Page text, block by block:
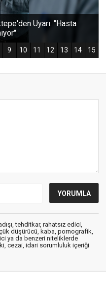
tehditkar, rahatsız edici,
düşürücü, kaba, pornografik,
ya da benzeri niteliklerde
cezai, idari sorumluluk içeriği